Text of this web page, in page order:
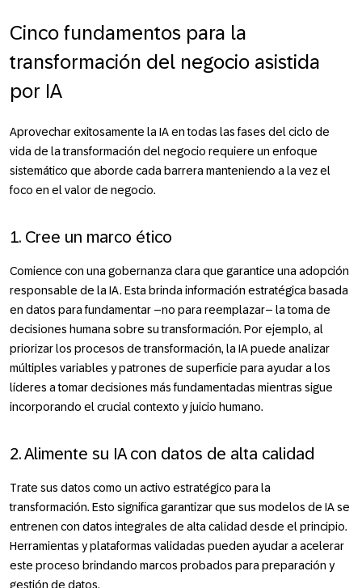
Cinco fundamentos para la
transformación del negocio asistida
por IA
Aprovechar exitosamente la IA en todas las fases del ciclo de
vida de la transformación del negocio requiere un enfoque
sistemático que aborde cada barrera manteniendo a la vez el
foco en el valor de negocio.
1. Cree un marco ético
Comience con una gobernanza clara que garantice una adopción
responsable de la IA. Esta brinda información estratégica basada
en datos para fundamentar –no para reemplazar– la toma de
decisiones humana sobre su transformación. Por ejemplo, al
priorizar los procesos de transformación, la IA puede analizar
múltiples variables y patrones de superficie para ayudar a los
líderes a tomar decisiones más fundamentadas mientras sigue
incorporando el crucial contexto y juicio humano.
2. Alimente su IA con datos de alta calidad
Trate sus datos como un activo estratégico para la
transformación. Esto significa garantizar que sus modelos de IA se
entrenen con datos integrales de alta calidad desde el principio.
Herramientas y plataformas validadas pueden ayudar a acelerar
este proceso brindando marcos probados para preparación y
gestión de datos.